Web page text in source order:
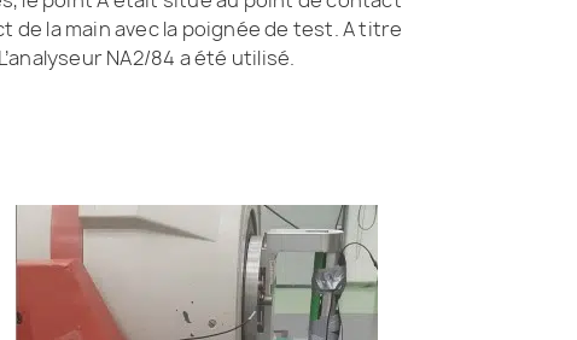
de la main avec la poignée de test. A titre
NA2/84 a été utilisé.